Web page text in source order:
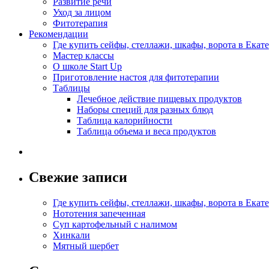
Уход за лицом
Фитотерапия
Рекомендации
Где купить сейфы, стеллажи, шкафы, ворота в
Мастер классы
О школе Start Up
Приготовление настоя для фитотерапии
Таблицы
Лечебное действие пищевых продуктов
Наборы специй для разных блюд
Таблица калорийности
Таблица объема и веса продуктов
Свежие записи
Где купить сейфы, стеллажи, шкафы, ворота в
Нототения запеченная
Суп картофельный с налимом
Хинкали
Мятный шербет